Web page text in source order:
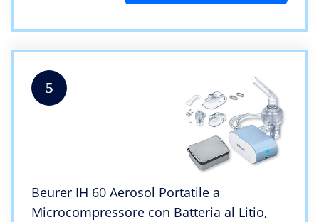
5
Beurer IH 60 Aerosol Portatile a
Microcompressore con Batteria al Litio,